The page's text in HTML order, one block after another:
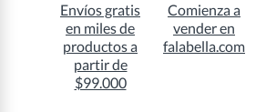
Envíos gratis
en miles de
productos a
partir de
$99.000
Comienza a
vender en
falabella.com